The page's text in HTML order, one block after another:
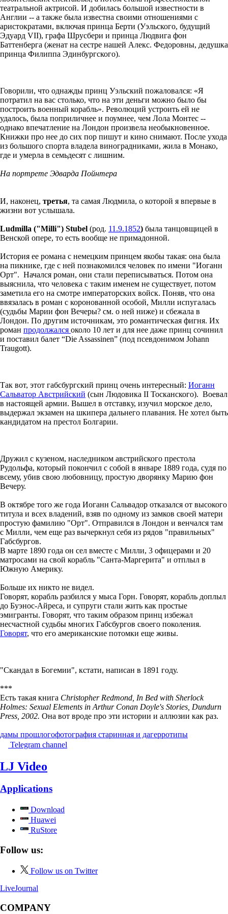
театральной актрисой. И добилась большой известности в
Англии -- а также была известна своими отношениями с
аристократами, включая принца Берти (Уэльского, будущий
Эдуард VII), графа Шрусбери и принца Людвига фон
Баттенберга (женат на сестре нашей Алекс. Федоровны, дедушка
принца Филиппа Эдинбургского).
Говорили, что однажды принц Уэльский пожаловался: «Я
потратил на вас столько, что на эти деньги можно было бы
построить военный корабль». Революций устроить ей не
удалось, была поприличнее и поумнее, чем Лола Монтес --
однако впечатление на Лондон произвела необыкновенное.
Книжки про нее до сих пор пишут и кино снимают. После ухода
из большого спорта владела виноградниками, жила в Монако,
где и умерла в семьдесят с лишним.
На портрете Эдварда Пойнтера
И, наконец, третья, та самая Людмила, о которой я впервые в
жизни вот услышала.
Ludmilla ("Milli") Stubel (род. 11.9.1852) была танцовщицей в
Венской опере, то есть вообще не примадонной.
История ее романа с немецким принцем якобы такая: она была
на пикнике, где с ней познакомился человек по имени "Иоганн
Орт". Начался роман, они стали переписываться. Потом она
выяснила, что человека с таким именем не существует, потом
заметила его на смотре императорских войск. Поняв, что она
ввязалась в роман с коронованной особой, Милли испугалась
(судьбы Марии фон Вечеры? см. о ней ниже) и сбежала в
Лондон. По другим источникам, это романтическая фигня. Их
роман продолжался около 10 лет и для нее даже принц сочинил
и поставил балет “Die Assassinen” (под псевдонимом Johann
Traugott).
Так вот, этот габсбургский принц очень интересный: Иоганн
Сальватор Австрийский (сын Людовика II Тосканского). Воевал
в настоящей армии. Вышел в отставку, изучил морское дело,
выдержал экзамен на шкипера дальнего плавания. Не хотел быть
кандидатом на престол Болгарии.
Дружил с кузеном, наследником австрийского престола
Рудольфа, который покончил с собой в январе 1889 года, судя по
всему, убив свою любовницу, простую дворянку Марию фон
Вечеру.
В октябре того же года Иоганн Сальвадор отказался от высокого
титула и всех владений, взяв по одному из замков своей матери
простую фамилию "Орт". Отправился в Лондон и венчался там
с Милли, чем еще раз вычеркнул себя из рядов "правильных"
Габсбургов.
В марте 1890 года он сел вместе с Милли, 3 офицерами и 20
матросами на свой корабль "Санта-Маргерита" и отплыл в
Южную Америку.
Больше их никто не видел.
Говорят, корабль разбился у мыса Горн. Говорят, корабль доплыл
до Буэнос-Айреса, и супруги стали жить как простые
эмигранты. Говорят, что таким образом принц избежал
несчастной судьбы многих Габсбургов своего поколения.
Говорят, что его американские потомки еще живы.
"Скандал в Богемии", кстати, написан в 1891 году.
***
Есть такая книга Christopher Redmond, In Bed with Sherlock
Holmes: Sexual Elements in Arthur Conan Doyle's Stories, Dundurn
Press, 2002. Она вот вроде про эти истории и аллюзии как раз.
дамы прошлогофотография старинная и дагерротипы
Telegram channel
LJ Video
Applications
Download
Huawei
RuStore
Follow us:
Follow us on Twitter
LiveJournal
COMPANY